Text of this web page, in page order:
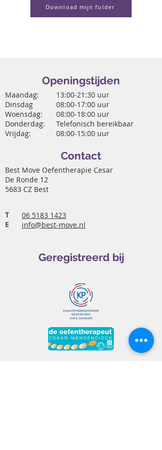
Download mijn folder
Openingstijden
Maandag:
Dinsdag
Woensdag:
Donderdag:
Vrijdag:
13:00-21:30 uur
08:00-17:00 uur
08:00-18:00 uur
Telefonisch bereikbaar
08:00-15:00 uur
Contact
Best Move Oefentherapie Cesar
De Ronde 12
5683 CZ Best
06 5183 1423
info@best-move.nl
T
E
Geregistreerd bij